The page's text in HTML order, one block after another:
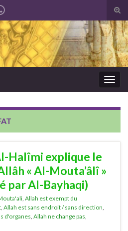
Halîmi explique le
« Al-Mouta’âlî »
par Al-Bayhaqi)
Allah est exempt du
Allah est sans endroit / sans direction
d'organes Allah ne change pas